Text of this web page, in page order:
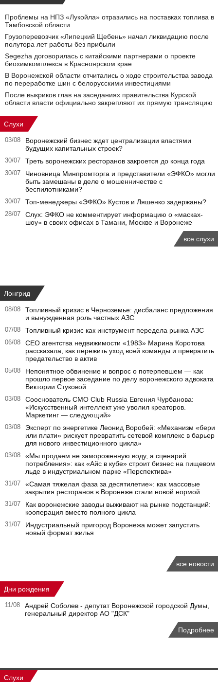
Проблемы на НПЗ «Лукойла» отразились на поставках топлива в
Тамбовской области
Грузоперевозчик «Липецкий Щебень» начал ликвидацию после
полутора лет работы без прибыли
Segezha договорилась с китайскими партнерами о проекте
биохимкомплекса в Красноярском крае
В Воронежской области отчитались о ходе строительства завода
по переработке шин с белорусскими инвестициями
После выкриков глав на заседаниях правительства Курской
области власти официально закрепляют их прямую трансляцию
Слухи
03/08
Воронежский бизнес ждет централизации властями
будущих капитальных строек?
30/07 Треть воронежских ресторанов закроется до конца года
30/07
Чиновница Минпромторга и представители «ЭФКО» могли
быть замешаны в деле о мошенничестве с
беспилотниками?
30/07 Топ-менеджеры «ЭФКО» Кустов и Ляшенко задержаны?
28/07
Слух: ЭФКО не комментирует информацию о «масках-
шоу» в своих офисах в Тамани, Москве и Воронеже
все слухи
Лонгрид
08/08
Топливный кризис в Черноземье: дисбаланс предложения
и вынужденная роль частных АЗС
07/08 Топливный кризис как инструмент передела рынка АЗС
06/08
CEO агентства недвижимости «1983» Марина Коротова
рассказала, как пережить уход всей команды и превратить
предательство в актив
05/08
Непонятное обвинение и вопрос о потерпевшем — как
прошло первое заседание по делу воронежского адвоката
Виктории Стуковой
03/08
Сооснователь CMO Club Russia Евгения Чурбанова:
«Искусственный интеллект уже уволил креаторов.
Маркетинг — следующий»
03/08
Эксперт по энергетике Леонид Воробей: «Механизм «бери
или плати» рискует превратить сетевой комплекс в барьер
для нового инвестиционного цикла»
03/08
«Мы продаем не замороженную воду, а сценарий
потребления»: как «Айс в кубе» строит бизнес на пищевом
льде в индустриальном парке «Перспектива»
31/07
«Самая тяжелая фаза за десятилетие»: как массовые
закрытия ресторанов в Воронеже стали новой нормой
31/07
Как воронежские заводы выживают на рынке подстанций:
кооперация вместо полного цикла
31/07
Индустриальный пригород Воронежа может запустить
новый формат жилья
все новости
Дни рождения
11/08
Андрей Соболев - депутат Воронежской городской Думы,
генеральный директор АО "ДСК"
Подробнее
Слухи